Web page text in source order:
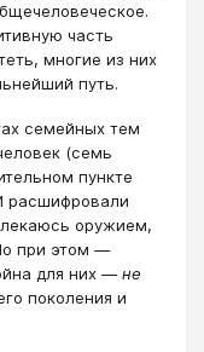
часть
многие из них
путь.
семейных тем
(семь
пункте
расшифровали
оружием,
при этом —
для них —не
поколения и